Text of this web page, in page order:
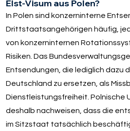
Elst-Visum aus Polen?
In Polen sind konzerninterne
Drittstaatsangehörigen häufig,
von konzerninternen
Risiken. Das
Entsendungen, die lediglich dazu
Deutschland zu ersetzen, als
Dienstleistungsfreiheit. Polnische
deshalb nachweisen, dass die
im Sitzstaat tatsächlich